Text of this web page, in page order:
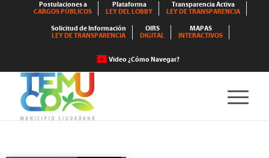
Postulaciones a
CARGOS PÚBLICOS
Plataforma
LEY DEL LOBBY
Transparencia Activa
LEY DE TRANSPARENCIA
Solicitud de Información
LEY DE TRANSPARENCIA
OIRS
DIGITAL
MAPAS
INTERACTIVOS
Video ¿Cómo Navegar?